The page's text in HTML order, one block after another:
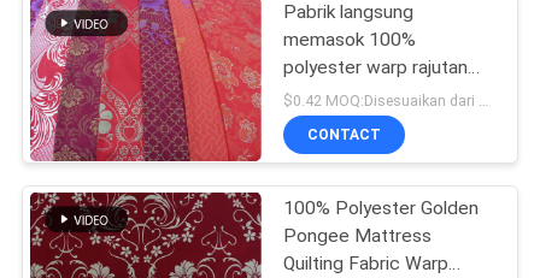
Pabrik langsung
memasok 100%
polyester warp rajutan
kain kasur dicetak, kain
dicetak bubuk emas
CONTACT
100% Polyester Golden
Pongee Mattress
Quilting Fabric Warp